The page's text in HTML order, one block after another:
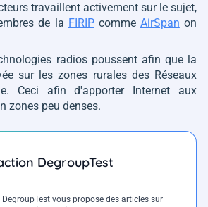
travaillent activement sur le sujet,
de la FIRIPcomme AirSpan on
radios poussent afin que la
sur les zones rurales des Réseaux
Ceci afin d'apporter Internet aux
zones peu denses.
DegroupTest
DegroupTest vous propose des articles sur